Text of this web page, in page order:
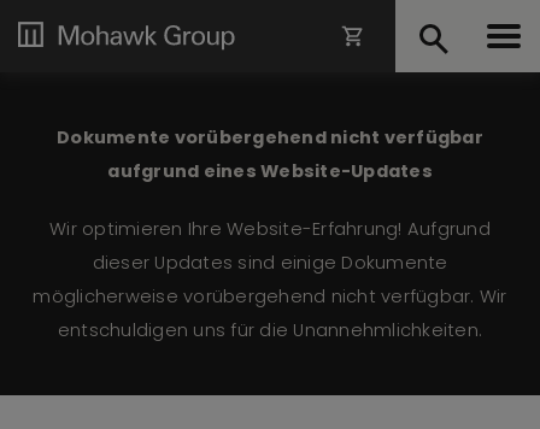
Dokumente vorübergehend nicht verfügbar
aufgrund eines Website-Updates
Wir optimieren Ihre Website-Erfahrung! Aufgrund
dieser Updates sind einige Dokumente
möglicherweise vorübergehend nicht verfügbar. Wir
entschuldigen uns für die Unannehmlichkeiten.